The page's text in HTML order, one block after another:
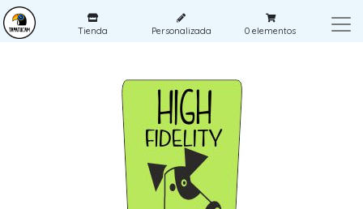
Tienda Personalizada 0 elementos